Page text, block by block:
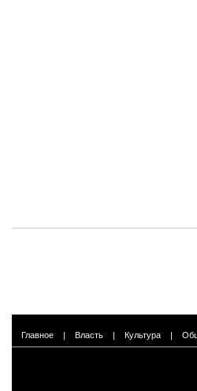
Главное | Власть | Культура |